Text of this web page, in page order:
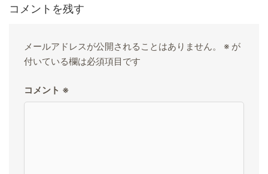
コメントを残す
メールアドレスが公開されることはありません。 ※ が
付いている欄は必須項目です
コメント ※